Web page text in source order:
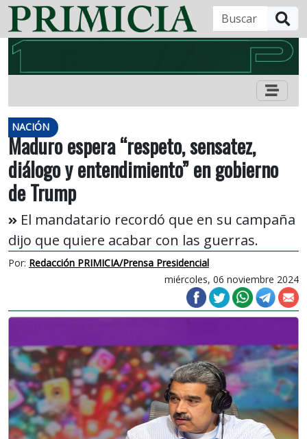
NACIÓN
Maduro espera “respeto, sensatez,
diálogo y entendimiento” en gobierno
de Trump
El mandatario recordó que en su campaña
dijo que quiere acabar con las guerras.
Por: Redacción PRIMICIA/Prensa Presidencial
miércoles, 06 noviembre 2024